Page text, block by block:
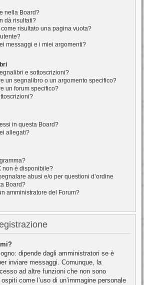
nella Board?
dà risultati?
risultato una pagina vuota?
messaggi e i miei argomenti?
e sottoscrizioni?
un segnalibro o un argomento specifico?
un forum specifico?
in questa Board?
allegati?
non è disponibile?
abusi e/o per questioni d’ordine
Board?
amministratore del Forum?
dipende dagli amministratori se è
inviare messaggi. Comunque, la
ad altre funzioni che non sono
come l’uso di un’immagine personale